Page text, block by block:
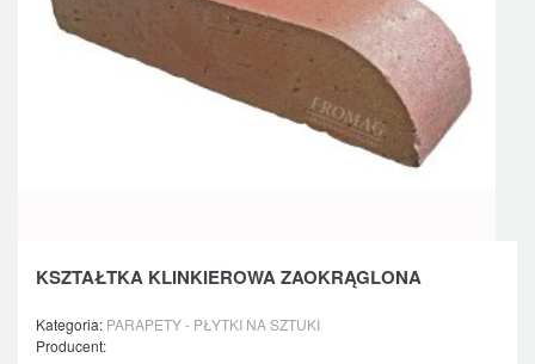
KSZTAŁTKA KLINKIEROWA ZAOKRĄGLONA
Kategoria: PARAPETY - PŁYTKI NA SZTUKI
Producent: